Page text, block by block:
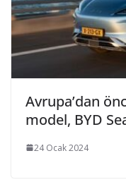
Avrupa’dan
model, BYD
24 Ocak 2024